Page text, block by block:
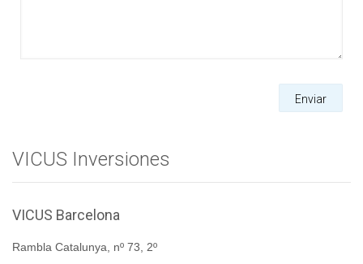
Enviar
VICUS Inversiones
VICUS Barcelona
Rambla Catalunya, nº 73, 2º